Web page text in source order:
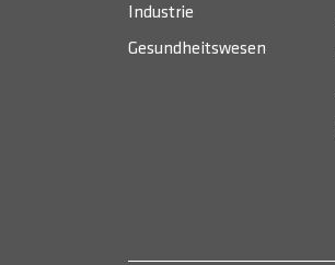
Industrie
Gesundheitswesen